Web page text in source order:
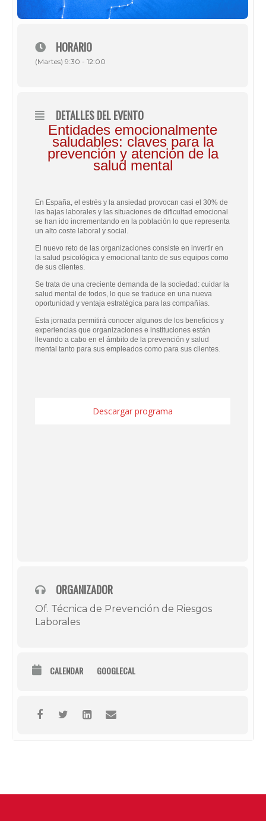
HORARIO
(Martes) 9:30 - 12:00
DETALLES DEL EVENTO
Entidades emocionalmente
saludables: claves para la
prevención y atención de la
salud mental
En España, el estrés y la ansiedad provocan casi el 30% de
las bajas laborales y las situaciones de dificultad emocional
se han ido incrementando en la población lo que representa
un alto coste laboral y social.
El nuevo reto de las organizaciones consiste en invertir en
la salud psicológica y emocional tanto de sus equipos como
de sus clientes.
Se trata de una creciente demanda de la sociedad: cuidar la
salud mental de todos, lo que se traduce en una nueva
oportunidad y ventaja estratégica para las compañías.
Esta jornada permitirá conocer algunos de los beneficios y
experiencias que organizaciones e instituciones están
llevando a cabo en el ámbito de la prevención y salud
mental tanto para sus empleados como para sus clientes
Descargar programa
ORGANIZADOR
Of. Técnica de Prevención de Riesgos
Laborales
CALENDAR GOOGLECAL